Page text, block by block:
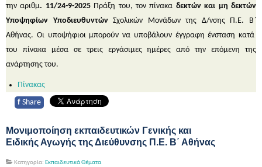
την αριθμ. 11/24-9-2025Πράξη του, τον πίνακα δεκτών και μη δεκτών
Υποψηφίων ΥποδιευθυντώνΣχολικών Μονάδων της Δ/νσης Π.Ε. Β΄
Αθήνας. Οι υποψήφιοι μπορούν να υποβάλουν έγγραφη ένσταση κατά
του πίνακα μέσα σε τρεις εργάσιμες ημέρες από την επόμενη της
ανάρτησης του.
Πίνακας
f Share
Μονιμοποίηση εκπαιδευτικών Γενικής και
Ειδικής Αγωγής της Διεύθυνσης Π.Ε. Β΄ Αθήνας
Κατηγορία: Εκπαιδευτικά Θέματα